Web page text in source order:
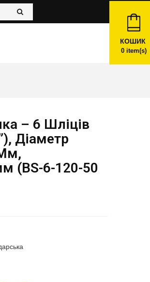
КОШИК
0item(s)
– 6 Шліців
Діаметр
(BS-6-120-50